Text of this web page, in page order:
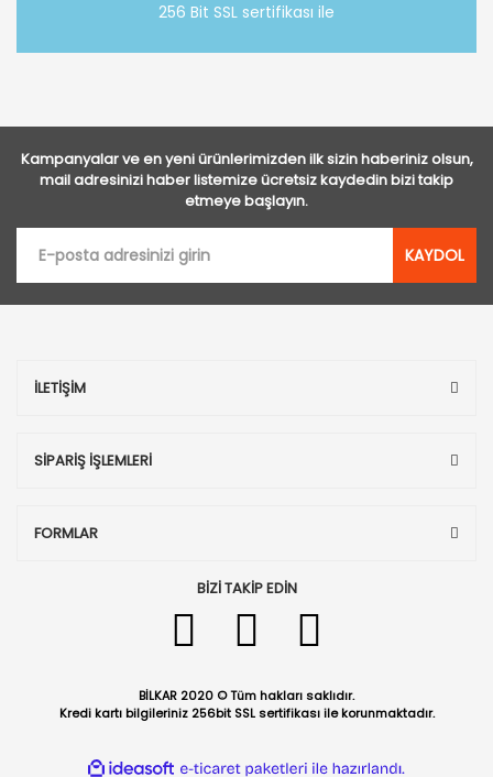
256 Bit SSL sertifikası ile
Kampanyalar ve en yeni ürünlerimizden ilk sizin haberiniz olsun,
mail adresinizi haber listemize ücretsiz kaydedin bizi takip
etmeye başlayın.
KAYDOL
İLETİŞİM
SİPARİŞ İŞLEMLERİ
FORMLAR
BİZİ TAKİP EDİN
BİLKAR 2020 © Tüm hakları saklıdır.
Kredi kartı bilgileriniz 256bit SSL sertifikası ile korunmaktadır.
ideasoft e-